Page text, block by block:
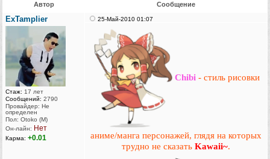
Автор Сообщение
ExTamplier
Стаж: 17 лет
Сообщений: 2790
Провайдер: Не
определен
Пол: Otoko (M)
Он-лайн: Нет
Карма: +0.01
25-Май-2010 01:07
Chibi - стиль рисовки
аниме/манга персонажей, глядя на которых
трудно не сказать Kawaii~.